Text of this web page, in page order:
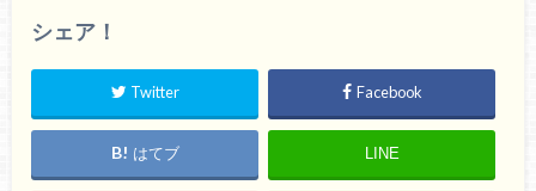
シェア！
Twitter Facebook
はてブ LINE